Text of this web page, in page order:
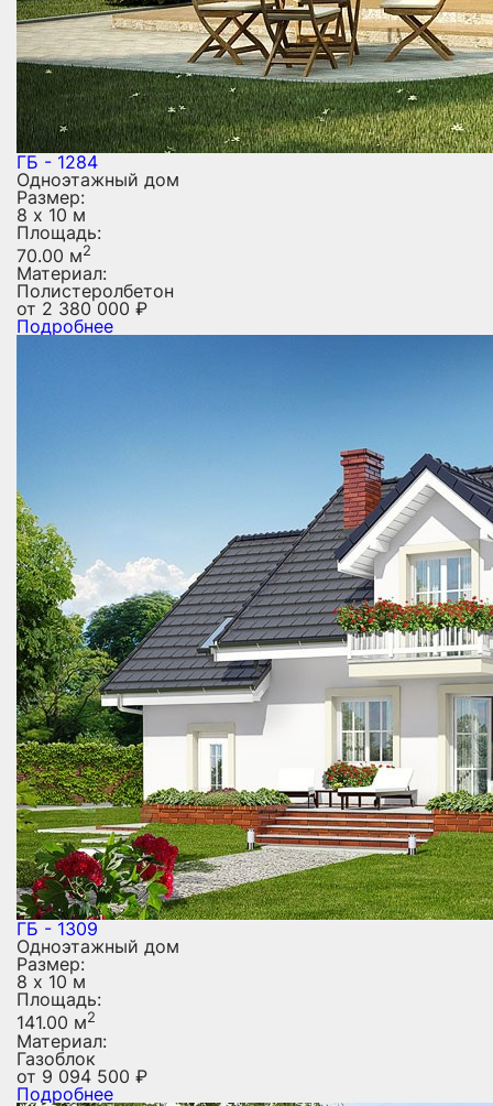
ГБ - 1284
Одноэтажный дом
Размер:
8 х 10 м
Площадь:
70.00 м2
Материал:
Полистеролбетон
от 2 380 000 ₽
Подробнее
ГБ - 1309
Одноэтажный дом
Размер:
8 х 10 м
Площадь:
141.00 м2
Материал:
Газоблок
от 9 094 500 ₽
Подробнее